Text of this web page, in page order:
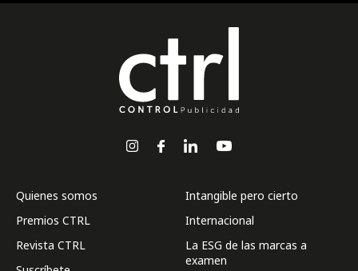
Quienes somos
Premios CTRL
Revista CTRL
Intangible pero cierto
Internacional
La ESG de las marcas a
examen